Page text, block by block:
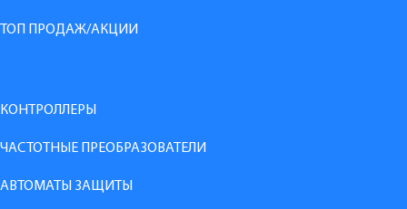
ТОП ПРОДАЖ/АКЦИИ
КОНТРОЛЛЕРЫ
ЧАСТОТНЫЕ ПРЕОБРАЗОВАТЕЛИ
АВТОМАТЫ ЗАЩИТЫ